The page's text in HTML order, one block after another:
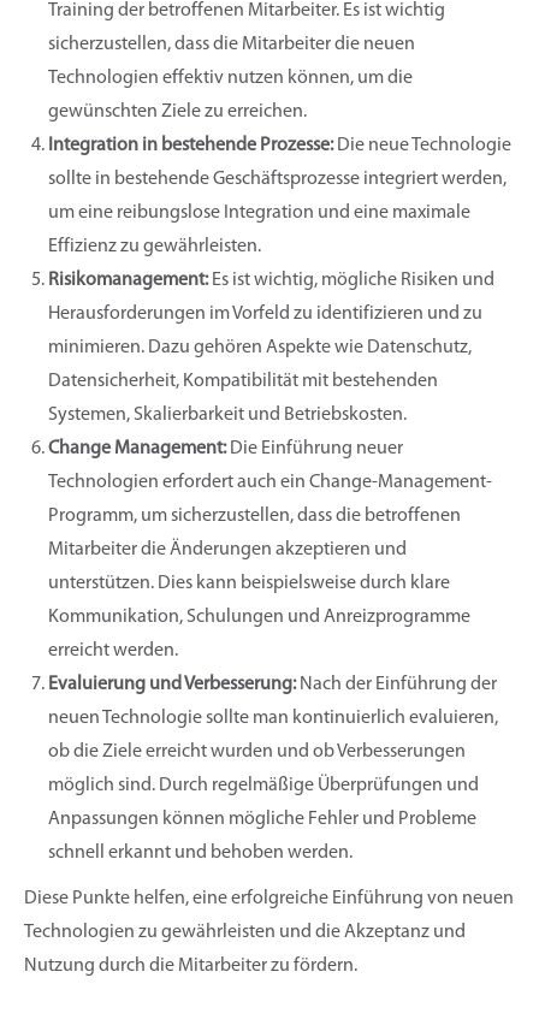
Training der betroffenen Mitarbeiter. Es ist wichtig
sicherzustellen, dass die Mitarbeiter die neuen
Technologien effektiv nutzen können, um die
gewünschten Ziele zu erreichen.
Integration in bestehende Prozesse:Die neue Technologie
sollte in bestehende Geschäftsprozesse integriert werden,
um eine reibungslose Integration und eine maximale
Effizienz zu gewährleisten.
Risikomanagement:Es ist wichtig, mögliche Risiken und
Herausforderungen im Vorfeld zu identifizieren und zu
minimieren. Dazu gehören Aspekte wie Datenschutz,
Datensicherheit, Kompatibilität mit bestehenden
Systemen, Skalierbarkeit und Betriebskosten.
Change Management:Die Einführung neuer
Technologien erfordert auch ein Change-Management-
Programm, um sicherzustellen, dass die betroffenen
Mitarbeiter die Änderungen akzeptieren und
unterstützen. Dies kann beispielsweise durch klare
Kommunikation, Schulungen und Anreizprogramme
erreicht werden.
Evaluierung und Verbesserung:Nach der Einführung der
neuen Technologie sollte man kontinuierlich evaluieren,
ob die Ziele erreicht wurden und ob Verbesserungen
möglich sind. Durch regelmäßige Überprüfungen und
Anpassungen können mögliche Fehler und Probleme
schnell erkannt und behoben werden.
Diese Punkte helfen, eine erfolgreiche Einführung von neuen
Technologien zu gewährleisten und die Akzeptanz und
Nutzung durch die Mitarbeiter zu fördern.